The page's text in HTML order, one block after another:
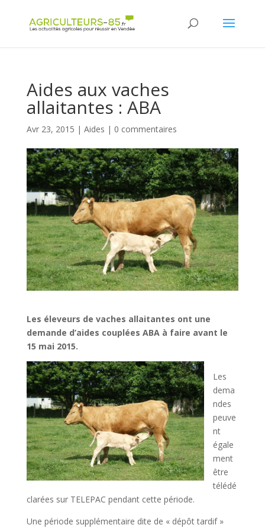
Aides aux vaches
allaitantes : ABA
Avr 23, 2015 | Aides | 0 commentaires
Les éleveurs de vaches allaitantes ont une
demande d’aides couplées ABA à faire avant le
15 mai 2015.
Les
dema
ndes
peuve
nt
égale
ment
être
télédé
clarées sur TELEPAC pendant cette période.
Une période supplémentaire dite de « dépôt tardif »